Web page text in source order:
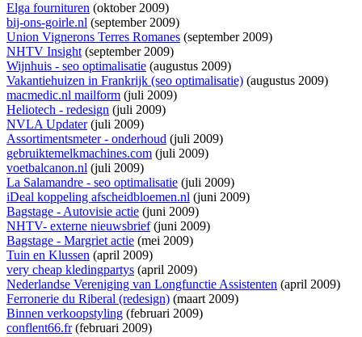
Elga fournituren (oktober 2009)
bij-ons-goirle.nl (september 2009)
Union Vignerons Terres Romanes (september 2009)
NHTV Insight(september 2009)
Wijnhuis - seo optimalisatie (augustus 2009)
Vakantiehuizen in Frankrijk (seo optimalisatie) (augustus 2009)
macmedic.nl mailform (juli 2009)
Heliotech - redesign (juli 2009)
NVLA Updater(juli 2009)
Assortimentsmeter - onderhoud (juli 2009)
gebruiktemelkmachines.com (juli 2009)
voetbalcanon.nl (juli 2009)
La Salamandre - seo optimalisatie (juli 2009)
iDeal koppeling afscheidbloemen.nl (juni 2009)
Bagstage - Autovisie actie (juni 2009)
NHTV- externe nieuwsbrief(juni 2009)
Bagstage - Margriet actie (mei 2009)
Tuin en Klussen (april 2009)
very cheap kledingpartys (april 2009)
Nederlandse Vereniging van Longfunctie Assistenten (april 2009)
Ferronerie du Riberal (redesign) (maart 2009)
Binnen verkoopstyling (februari 2009)
conflent66.fr(februari 2009)